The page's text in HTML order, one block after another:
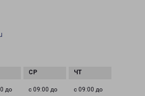
до
с 09:00 до
с 09:00 до